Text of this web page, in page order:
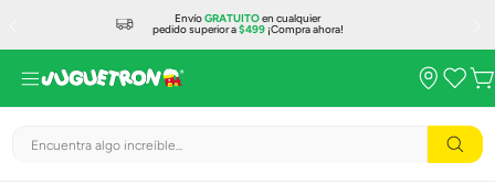
EnvíoGRATUITOen cualquier
pedido superior a$499¡Compra ahora!
Encuentra algo increíble...